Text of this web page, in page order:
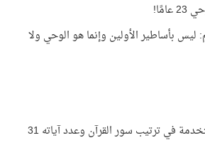
ليس بأساطير الأولين وإنما هو الوحي ولا
عدد الأعداد الأوّليّة المستخدمة في ترتيب سور القرآن وعدد آياته 31